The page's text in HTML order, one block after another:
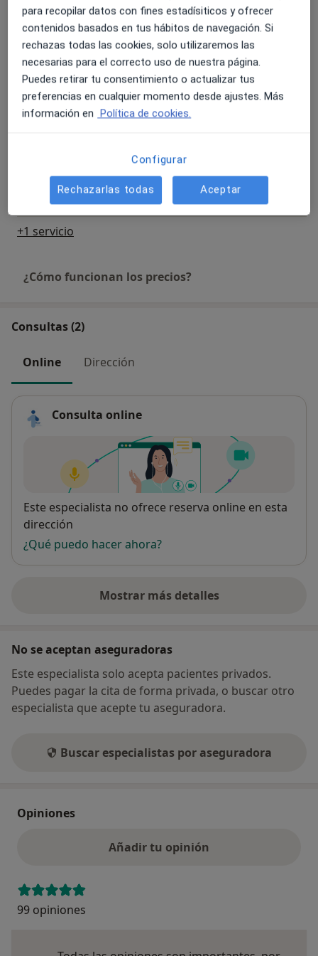
Primera visita fisioterapia
50 € Detalles
Visita Fisioterapia
40 € Detalles
Fisioterapia oncológica
Detalles
+1 servicio
¿Cómo funcionan los precios?
Consultas (2)
Online Dirección
Consulta online
Disponibilidad
Este especialista no ofrece reserva online en esta
dirección
¿Qué puedo hacer ahora?
Mostrar más detalles
sobre la dirección
No se aceptan aseguradoras
Este especialista solo acepta pacientes privados.
Puedes pagar la cita de forma privada, o buscar otro
especialista que acepte tu aseguradora.
Buscar especialistas por aseguradora
Opiniones
Añadir tu opinión
99 opiniones
para recopilar datos con fines estadísiticos y ofrecer
contenidos basados en tus hábitos de navegación. Si
rechazas todas las cookies, solo utilizaremos las
necesarias para el correcto uso de nuestra página.
Puedes retirar tu consentimiento o actualizar tus
preferencias en cualquier momento desde ajustes. Más
información en Política de cookies.
Configurar
Rechazarlas todas Aceptar